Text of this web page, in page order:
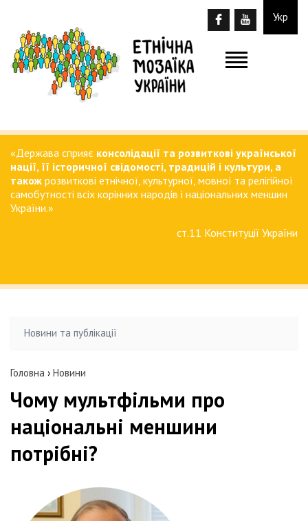
Укр
«Держава сприяє консолідації та розвиткові української
нації, її історичної свідомості, традицій і культури, а
також розвиткові етнічної, культурної, мовної та релігійної
самобутності всіх корінних народів і національних меншин
України.»
ст.11 Конституції України
Новини та публікації
Головна › Новини
Чому мультфільми про
національні меншини
потрібні?